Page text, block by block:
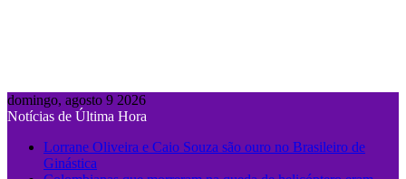
domingo, agosto 9 2026
Notícias de Última Hora
Lorrane Oliveira e Caio Souza são ouro no Brasileiro de
Ginástica